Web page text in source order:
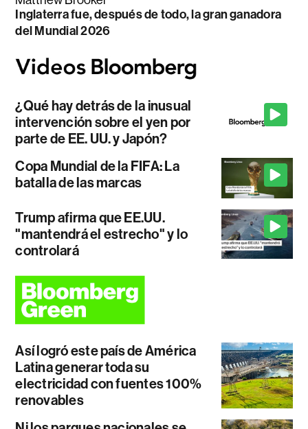
Inglaterra fue, después de todo, la gran ganadora
del Mundial 2026
¿Qué hay detrás de la inusual
intervención sobre el yen por
parte de EE. UU. y Japón?
Copa Mundial de la FIFA: La
batalla de las marcas
Trump afirma que EE.UU.
"mantendrá el estrecho" y lo
controlará
Así logró este país de América
Latina generar toda su
electricidad con fuentes 100%
renovables